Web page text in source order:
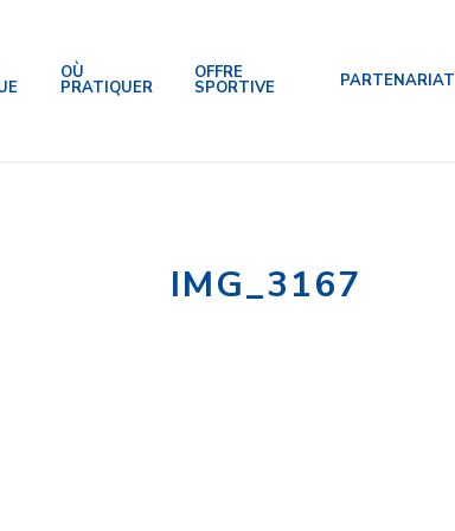
OÙ
PRATIQUER
OFFRE
SPORTIVE PARTENARIAT
IMG_3167